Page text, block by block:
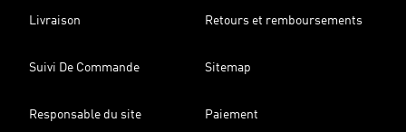
Livraison Retours et remboursements
Suivi De Commande Sitemap
Responsable du site Paiement